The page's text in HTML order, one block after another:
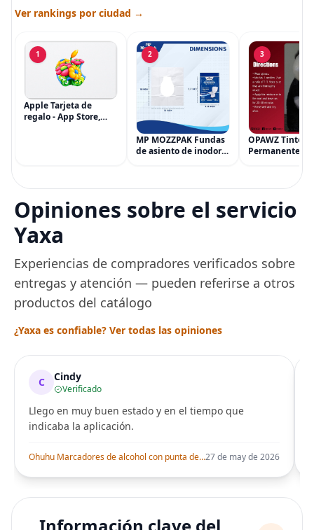
Ver rankings por ciudad →
1
Apple Tarjeta de
regalo - App Store,
2
MP MOZZPAK Fundas
de asiento de inodoro
para entrenamiento
3
OPAWZ Tinte
Permanente
Tinte para
Peluquería
una Década,
Opiniones sobre el servicio
Yaxa
Experiencias de compradores verificados sobre
entregas y atención — pueden referirse a otros
productos del catálogo
¿Yaxa es confiable? Ver todas las opiniones
C Cindy
Verificado
Llego en muy buen estado y en el tiempo que
indicaba la aplicación.
Ohuhu Marcadores de alcohol con punta de pincel – Juego de marcadores artísticos de doble punta con certificación AP para artistas adultos27 de may de 2026
Información clave del